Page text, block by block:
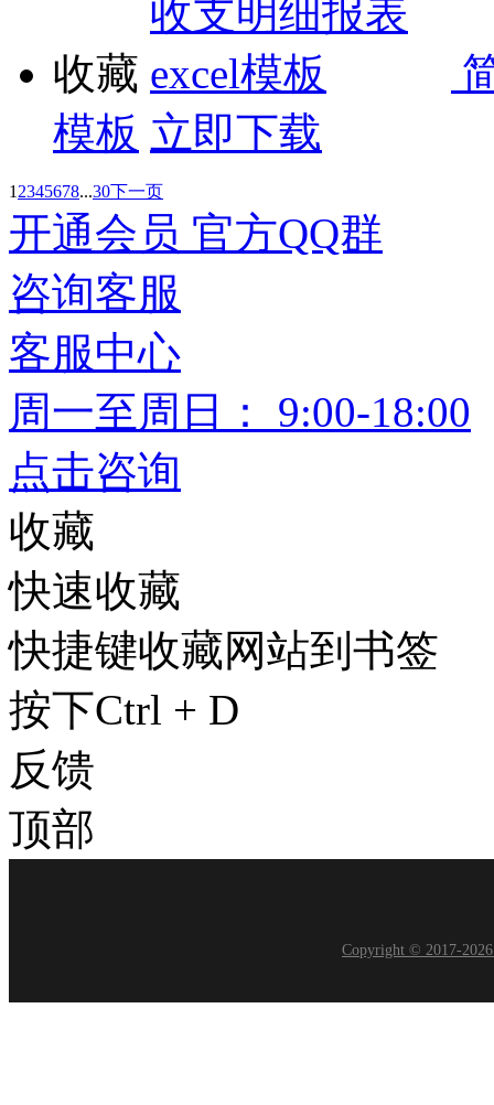
收藏
模板 立即下载
1 2345678...30下一页
开通会员 官方QQ群
咨询客服
客服中心
周一至周日： 9:00-18:00
点击咨询
收藏
快速收藏
快捷键收藏网站到书签
按下Ctrl + D
反馈
顶部
Copyright © 2017-